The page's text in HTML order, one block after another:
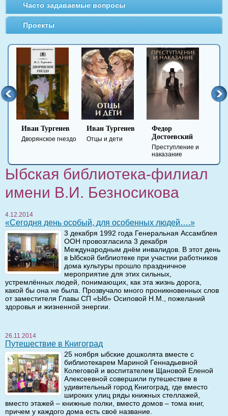
Часто задаваемые вопросы
Проекты
Иван Тургенев
Дворянское гнездо
Иван Тургенев
Отцы и дети
Федор
Достоевский
Преступление и
наказание
Ыбская библиотека-филиал
имени В.И. Безносикова
4.12.2014
«Сегодня день особый, для особенных людей….»
3 декабря 1992 года Генеральная Ассамблея
ООН провозгласила 3 декабря
Международным днём инвалидов. В этот день
в Ыбской библиотеке при участии работников
дома культуры прошло праздничное
мероприятие для этих сильных,
устремлённых людей, понимающих, как эта жизнь дорога,
какой бы она не была. Прозвучало много проникновенных слов
от заместителя Главы СП «Ыб» Осиповой Н.М., пожеланий
здоровья и жизненной энергии.
26.11.2014
Путешествие в Книгоград
25 ноября ыбские дошколята вместе с
библиотекарем Мариной Геннадьевной
Колеговой и воспитателем Щановой Еленой
Алексеевной совершили путешествие в
удивительный город Книгоград, где вместо
широких улиц ряды книжных стеллажей,
вместо этажей – книжные полки, вместо домов – тома книг,
причем у каждого дома есть своё название.